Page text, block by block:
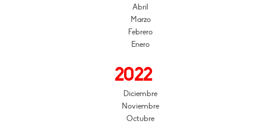
Abril
Marzo
Febrero
Enero
2022
Diciembre
Noviembre
Octubre